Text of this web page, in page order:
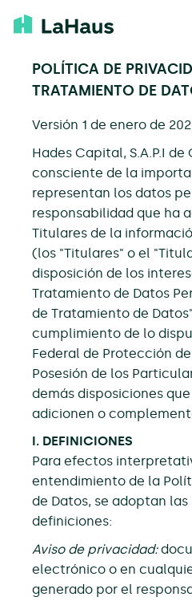
POLÍTICA DE
TRATAMIENTO DE
Versión 1 de enero de
Hades Capital, S.A.P.I de
consciente de la
representan los datos
responsabilidad que ha
Titulares de la
(los "Titulares" o el
disposición de los
Tratamiento de Datos
de Tratamiento de
cumplimiento de lo
Federal de Protección
Posesión de los
demás disposiciones
adicionen o
I. DEFINICIONES
Para efectos
entendimiento de la
de Datos, se adoptan
definiciones:
Aviso de privacidad:
electrónico o en
generado por el